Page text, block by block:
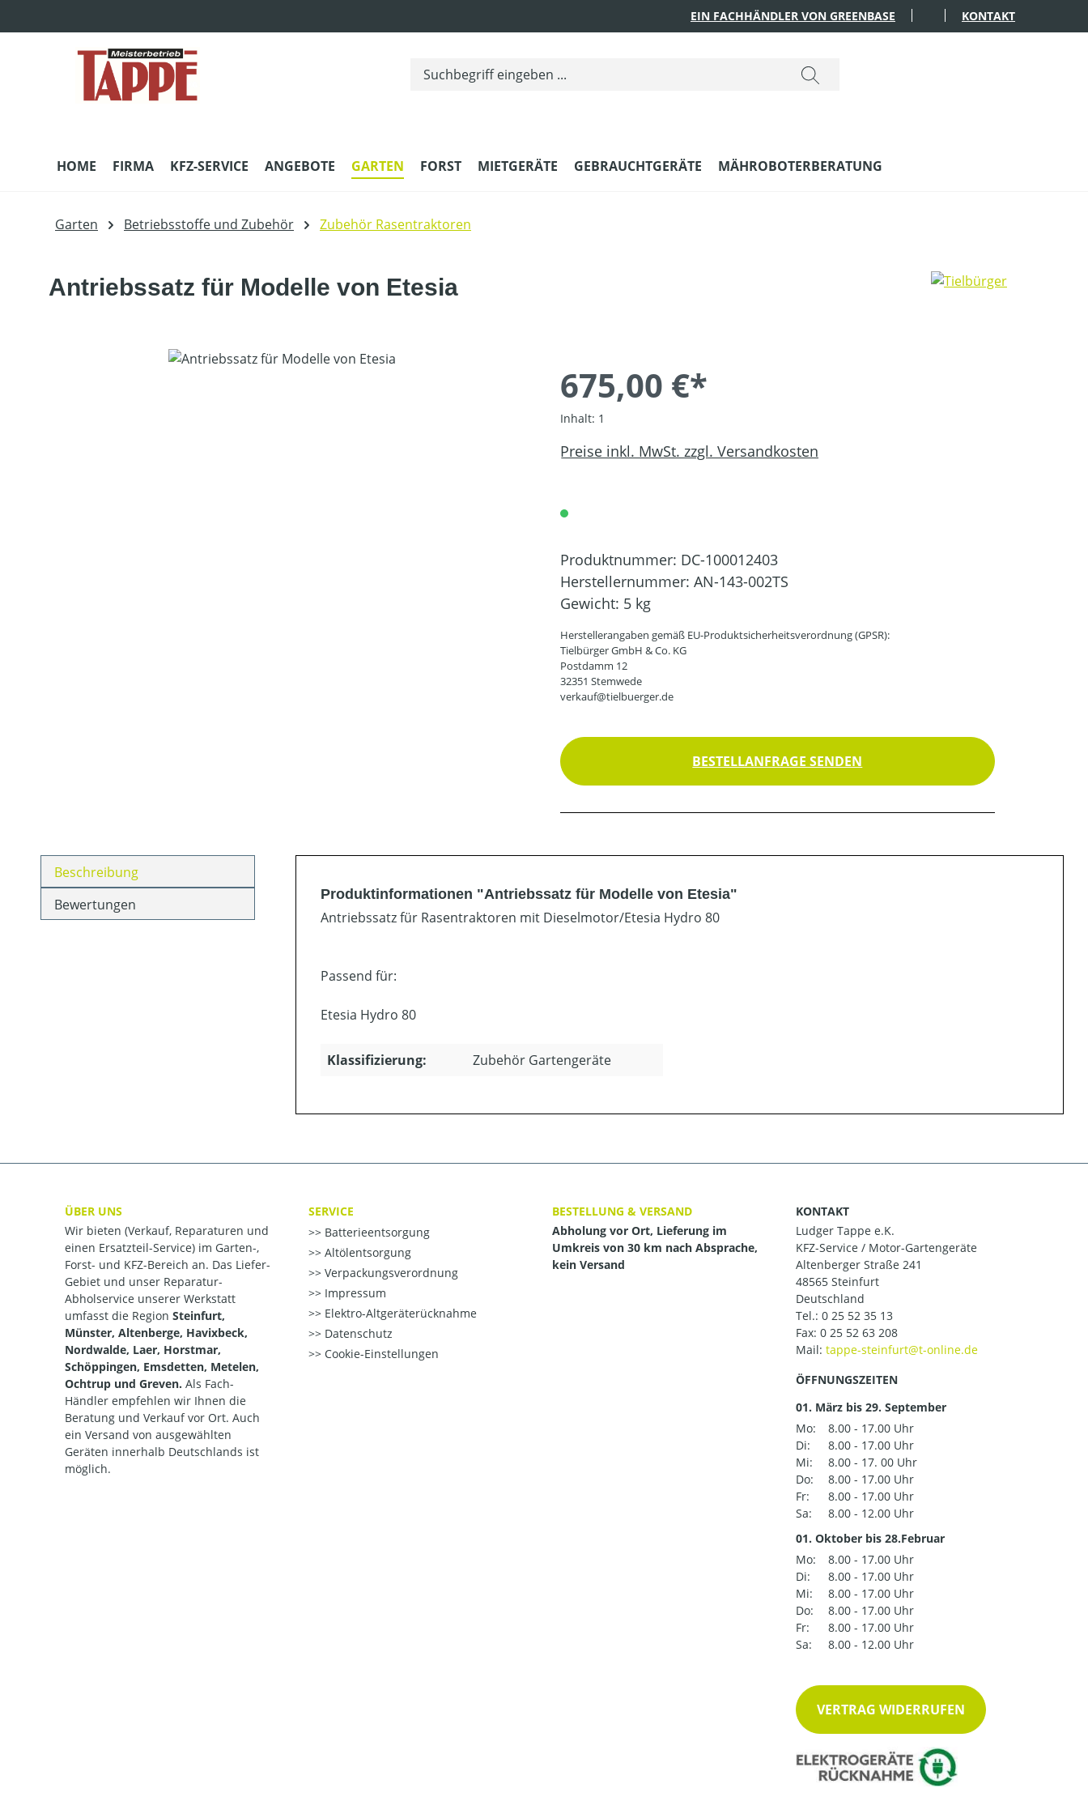
EIN FACHHÄNDLER VON GREENBASE KONTAKT
HOME FIRMA KFZ-SERVICE ANGEBOTE GARTEN FORST MIETGERÄTE GEBRAUCHTGERÄTE MÄHROBOTERBERATUNG
Garten Betriebsstoffe und Zubehör Zubehör Rasentraktoren
Antriebssatz für Modelle von Etesia
Bildergalerie überspringen
675,00 €*
Inhalt: 1
Preise inkl. MwSt. zzgl. Versandkosten
Produktnummer: DC-100012403
Herstellernummer: AN-143-002TS
Gewicht: 5 kg
Herstellerangaben gemäß EU-Produktsicherheitsverordnung (GPSR):
Tielbürger GmbH & Co. KG
Postdamm 12
32351 Stemwede
verkauf@tielbuerger.de
BESTELLANFRAGE SENDEN
Beschreibung
Bewertungen
Produktinformationen "Antriebssatz für Modelle von Etesia"
Antriebssatz für Rasentraktoren mit Dieselmotor/Etesia Hydro 80
Passend für:
Etesia Hydro 80
Klassifizierung: Zubehör Gartengeräte
ÜBER UNS
Wir bieten (Verkauf, Reparaturen und
einen Ersatzteil-Service) im Garten-,
Forst- und KFZ-Bereich an. Das Liefer-
Gebiet und unser Reparatur-
Abholservice unserer Werkstatt
umfasst die Region Steinfurt,
Münster, Altenberge, Havixbeck,
Nordwalde, Laer, Horstmar,
Schöppingen, Emsdetten, Metelen,
Ochtrup und Greven. Als Fach-
Händler empfehlen wir Ihnen die
Beratung und Verkauf vor Ort. Auch
ein Versand von ausgewählten
Geräten innerhalb Deutschlands ist
möglich.
SERVICE
Batterieentsorgung
Altölentsorgung
Verpackungsverordnung
Impressum
Elektro-Altgeräterücknahme
Datenschutz
Cookie-Einstellungen
BESTELLUNG & VERSAND
Abholung vor Ort, Lieferung im
Umkreis von 30 km nach Absprache,
kein Versand
KONTAKT
Ludger Tappe e.K.
KFZ-Service / Motor-Gartengeräte
Altenberger Straße 241
48565 Steinfurt
Deutschland
Tel.: 0 25 52 35 13
Fax: 0 25 52 63 208
Mail:
ÖFFNUNGSZEITEN
01. März bis 29. September
Mo:
8.00 - 17.00 Uhr
Di:
8.00 - 17.00 Uhr
Mi:
8.00 - 17. 00 Uhr
Do:
8.00 - 17.00 Uhr
Fr:
8.00 - 17.00 Uhr
Sa:
8.00 - 12.00 Uhr
01. Oktober bis 28.Februar
Mo:
8.00 - 17.00 Uhr
Di:
8.00 - 17.00 Uhr
Mi:
8.00 - 17.00 Uhr
Do:
8.00 - 17.00 Uhr
Fr:
8.00 - 17.00 Uhr
Sa:
8.00 - 12.00 Uhr
VERTRAG WIDERRUFEN